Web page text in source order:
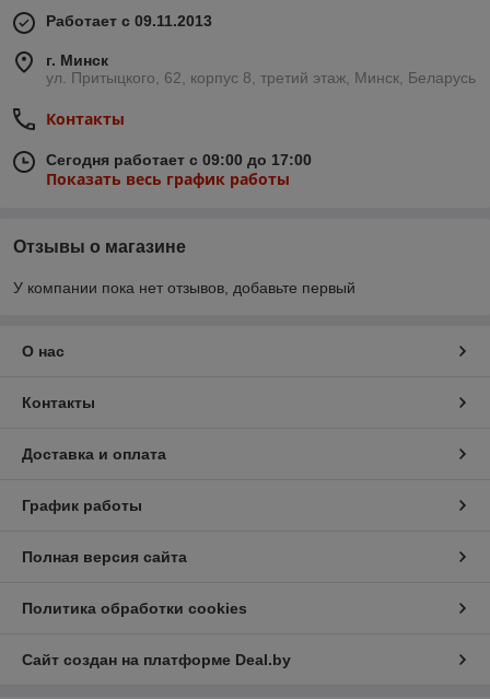
Работает с 09.11.2013
г. Минск
ул. Притыцкого, 62, корпус 8, третий этаж, Минск, Беларусь
Контакты
Сегодня работает с 09:00 до 17:00
Показать весь график работы
Отзывы о магазине
У компании пока нет отзывов, добавьте первый
О нас
Контакты
Доставка и оплата
График работы
Полная версия сайта
Политика обработки cookies
Сайт создан на платформе Deal.by